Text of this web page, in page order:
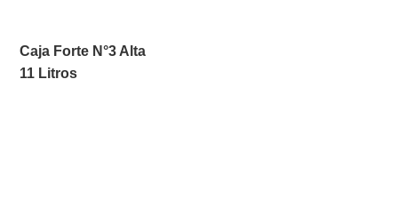
Caja Forte N°3 Alta
11 Litros